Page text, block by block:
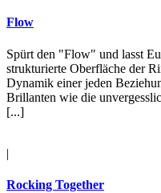
Flow
Spürt den "Flow" und lasst
strukturierte Oberfläche der
Dynamik einer jeden
Brillanten wie die
[...]
|
Rocking Together